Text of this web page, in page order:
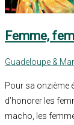
Femme,
Guadeloupe &
Pour sa onzième
d’honorer les
macho, les